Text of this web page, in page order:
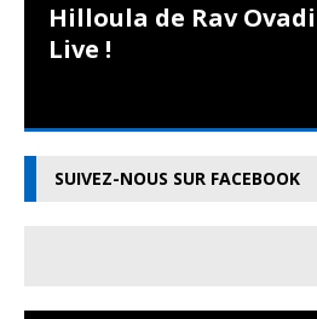
Hilloula de Rav
Live !
SUIVEZ-NOUS SUR FACEBOOK